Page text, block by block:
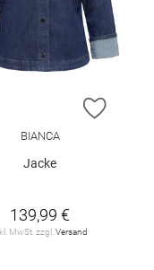
HINZUFÜGEN
ZUR
BIANCA
Jacke
139,99 €
MwSt. zzgl. Versand